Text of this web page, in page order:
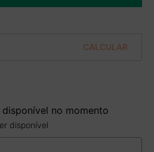
no momento
disponível